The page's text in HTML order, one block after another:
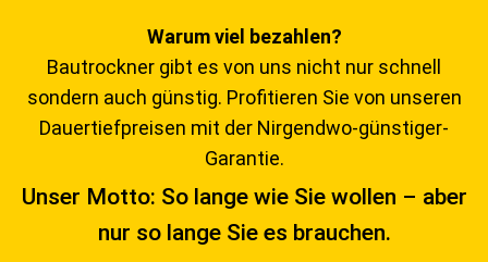
Warum viel bezahlen?
Bautrockner gibt es von uns nicht nur schnell
sondern auch günstig. Profitieren Sie von unseren
Dauertiefpreisen mit der Nirgendwo-günstiger-
Garantie.
Unser Motto: So lange wie Sie wollen – aber
nur so lange Sie es brauchen.